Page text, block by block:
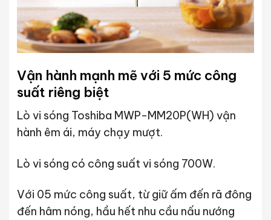
Vận hành mạnh mẽ với 5 mức công
suất riêng biệt
Lò vi sóng Toshiba MWP-MM20P(WH) vận
hành êm ái, máy chạy mượt.
Lò vi sóng có công suất vi sóng 700W.
Với 05 mức công suất, từ giữ ấm đến rã đông
đến hâm nóng, hầu hết nhu cầu nấu nướng